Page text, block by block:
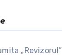
„Revizorul”